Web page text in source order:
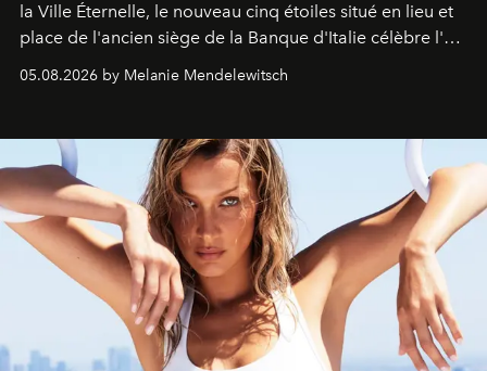
la Ville Éternelle, le nouveau cinq étoiles situé en lieu et
place de l'ancien siège de la Banque d'Italie célèbre l'art
de vivre Romain dans toute son élégance intemporelle.
05.08.2026 by Melanie Mendelewitsch